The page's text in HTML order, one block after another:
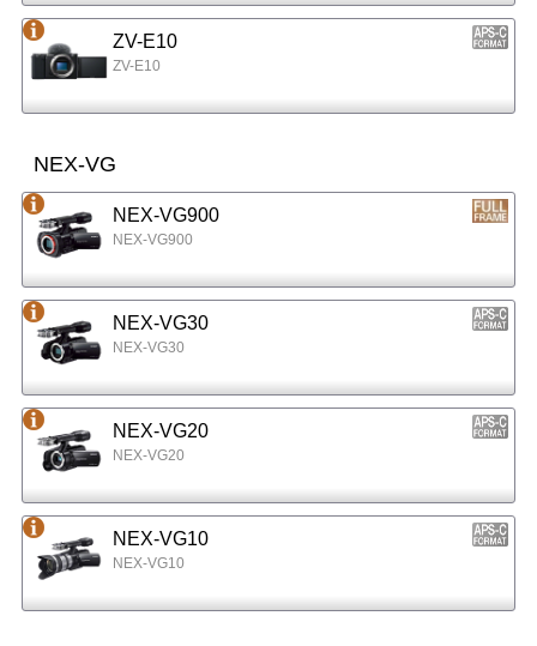
ZV-E10
ZV-E10
NEX-VG
NEX-VG900
NEX-VG900
NEX-VG30
NEX-VG30
NEX-VG20
NEX-VG20
NEX-VG10
NEX-VG10